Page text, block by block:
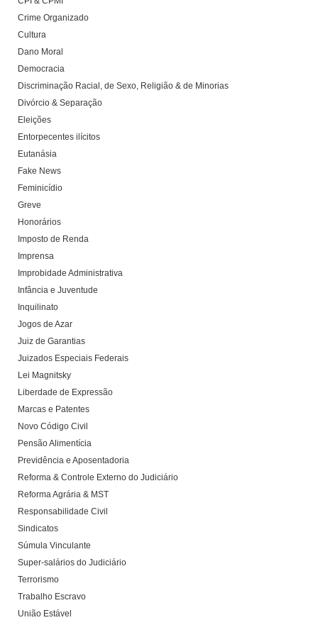
Crime Organizado
Cultura
Dano Moral
Democracia
Discriminação Racial, de Sexo, Religião & de Minorias
Divórcio & Separação
Eleições
Entorpecentes ilícitos
Eutanásia
Fake News
Feminicídio
Greve
Honorários
Imposto de Renda
Imprensa
Improbidade Administrativa
Infância e Juventude
Inquilinato
Jogos de Azar
Juiz de Garantias
Juizados Especiais Federais
Lei Magnitsky
Liberdade de Expressão
Marcas e Patentes
Novo Código Civil
Pensão Alimentícia
Previdência e Aposentadoria
Reforma & Controle Externo do Judiciário
Reforma Agrária & MST
Responsabilidade Civil
Sindicatos
Súmula Vinculante
Super-salários do Judiciário
Terrorismo
Trabalho Escravo
União Estável